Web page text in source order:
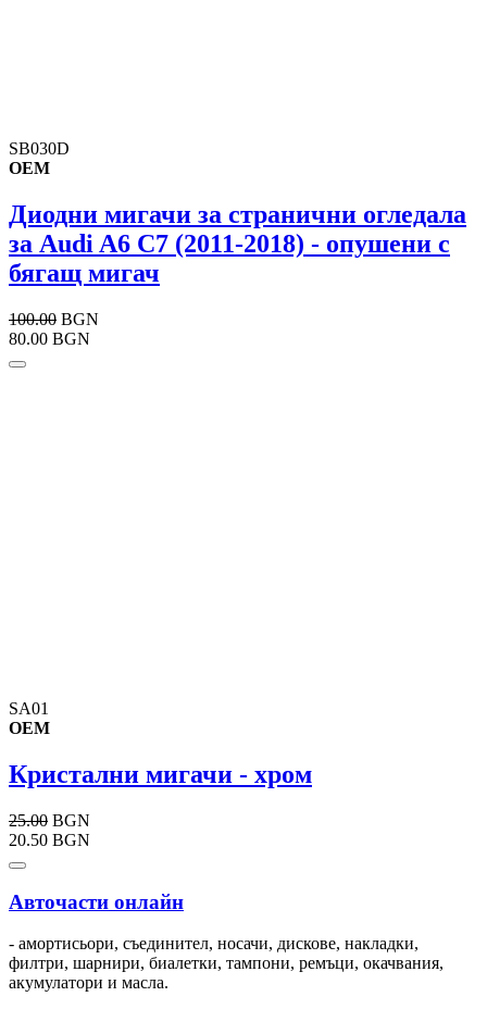
SB030D
OEM
Диодни мигачи за странични огледала
за Audi A6 C7 (2011-2018) - опушени с
бягащ мигач
100.00 BGN
80.00 BGN
SA01
OEM
Кристални мигачи - хром
25.00 BGN
20.50 BGN
Авточасти онлайн
- амортисьори, съединител, носачи, дискове, накладки,
филтри, шарнири, биалетки, тампони, ремъци, окачвания,
акумулатори и масла.